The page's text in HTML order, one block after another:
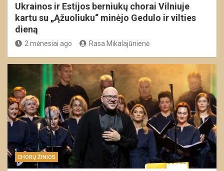
Ukrainos ir Estijos berniukų chorai Vilniuje
kartu su „Ąžuoliuku“ minėjo Gedulo ir vilties
dieną
2 mėnesiai ago Rasa Mikalajūnienė
CHORŲ ŽINIOS